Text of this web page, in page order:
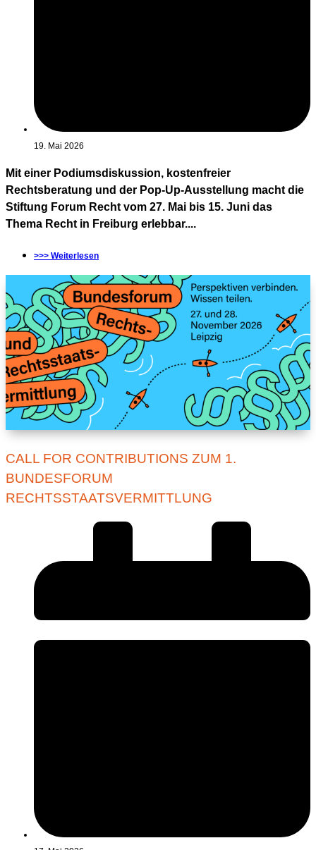
19. Mai 2026
Mit einer Podiumsdiskussion, kostenfreier
Rechtsberatung und der Pop-Up-Ausstellung macht die
Stiftung Forum Recht vom 27. Mai bis 15. Juni das
Thema Recht in Freiburg erlebbar....
>>> Weiterlesen
CALL FOR CONTRIBUTIONS ZUM 1.
BUNDESFORUM
RECHTSSTAATSVERMITTLUNG